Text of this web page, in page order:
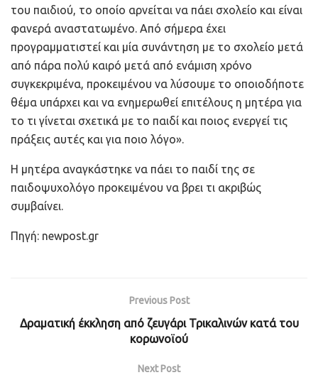
του παιδιού, το οποίο αρνείται να πάει σχολείο και είναι
φανερά αναστατωμένο. Από σήμερα έχει
προγραμματιστεί και μία συνάντηση με το σχολείο μετά
από πάρα πολύ καιρό μετά από ενάμιση χρόνο
συγκεκριμένα, προκειμένου να λύσουμε το οποιοδήποτε
θέμα υπάρχει και να ενημερωθεί επιτέλους η μητέρα για
το τι γίνεται σχετικά με το παιδί και ποιος ενεργεί τις
πράξεις αυτές και για ποιο λόγο».
H μητέρα αναγκάστηκε να πάει το παιδί της σε
παιδοψυχολόγο προκειμένου να βρει τι ακριβώς
συμβαίνει.
Πηγή: newpost.gr
Previous Post
Δραματική έκκληση από ζευγάρι Τρικαλινών κατά του
κορωνοϊού
Next Post